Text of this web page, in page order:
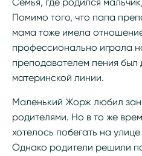
Помимо того, что папа
мама тоже имела
профессионально играла
преподавателем пения
материнской линии.
Маленький Жорж любил
родителями. Но в то же
хотелось побегать на
Однако родители решили